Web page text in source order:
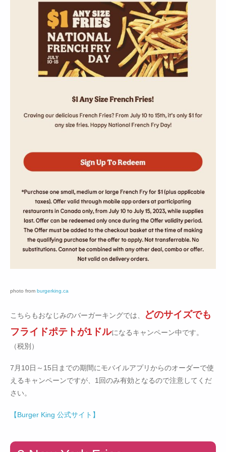
photo from burgerking.ca
こちらもおなじみのバーガーキングでは、
どのサイズでも
フライドポテトが1ドルになるキャンペーン中です。
（税別）
7月10日～15日までの期間にモバイルアプリからのオーダーで使
えるキャンペーンですが、1回のみ有効となるので注意してくだ
さい。
【Burger King 公式サイト】